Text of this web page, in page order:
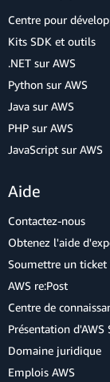
Centre pour
Kits SDK et outils
.NET sur AWS
Python sur AWS
Java sur AWS
PHP sur AWS
JavaScript sur AWS
Aide
Contactez-nous
Obtenez l'aide
Soumettre un ticket
AWS re:Post
Centre de
Présentation d'AWS
Domaine juridique
Emplois AWS